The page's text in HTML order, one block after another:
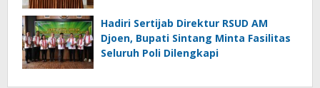
Hadiri Sertijab Direktur RSUD AM
Djoen, Bupati Sintang Minta Fasilitas
Seluruh Poli Dilengkapi